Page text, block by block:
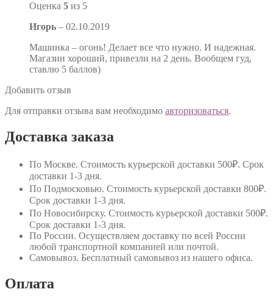
Оценка 5 из 5
Игорь – 02.10.2019
Машинка – огонь! Делает все что нужно. И надежная.
Магазин хороший, привезли на 2 день. Вообщем гуд,
ставлю 5 баллов)
Добавить отзыв
Для отправки отзыва вам необходимо авторизоваться.
Доставка заказа
По Москве. Стоимость курьерской доставки 500₽. Срок
доставки 1-3 дня.
По Подмосковью. Стоимость курьерской доставки 800₽.
Срок доставки 1-3 дня.
По Новосибирску. Стоимость курьерской доставки 500₽.
Срок доставки 1-3 дня.
По России. Осуществляем доставку по всей России
любой транспортной компанией или почтой.
Самовывоз. Бесплатный самовывоз из нашего офиса.
Оплата